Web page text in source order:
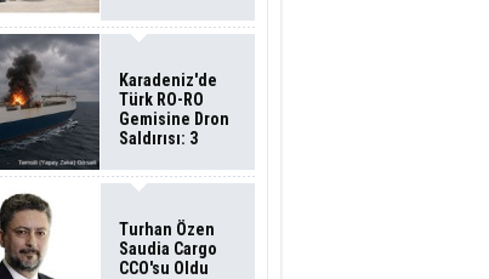
Filosuna Katıldı
Karadeniz'de
Türk RO-RO
Gemisine Dron
Saldırısı: 3
Durumu Ağır
Turhan Özen
Saudia Cargo
CCO'su Oldu